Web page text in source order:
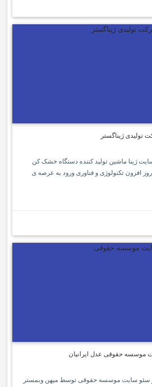
ژیناگستر
ژینا ماشین تولید کننده دستگاه خشک کن
افزون تکنولوژی و فناوری ورود به عرصه ی
موسسه حقوقی عدل ایرانیان
و سئو سایت موسسه حقوقی توسط میهن وبمستر